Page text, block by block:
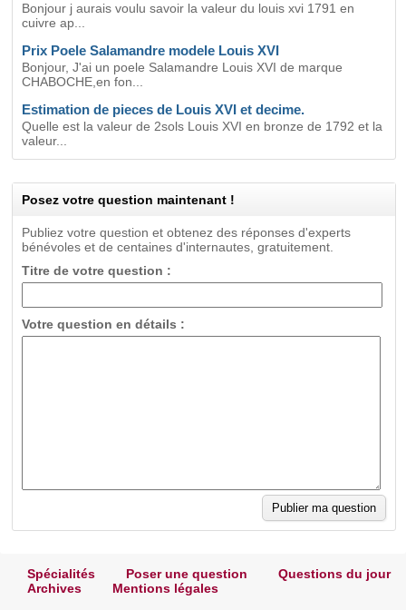
Bonjour j aurais voulu savoir la valeur du louis xvi 1791 en
cuivre ap...
Prix Poele Salamandre modele Louis XVI
Bonjour, J'ai un poele Salamandre Louis XVI de marque
CHABOCHE,en fon...
Estimation de pieces de Louis XVI et decime.
Quelle est la valeur de 2sols Louis XVI en bronze de 1792 et la
valeur...
Posez votre question maintenant !
Publiez votre question et obtenez des réponses d'experts
bénévoles et de centaines d'internautes, gratuitement.
Titre de votre question :
Votre question en détails :
Spécialités Poser une question
Questions du jour
Archives
Mentions légales